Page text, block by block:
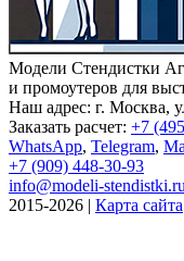
Модели Стендистки
и промоутеров для
Наш адрес: г. Москва,
Заказать расчет: +7
WhatsApp, Telegram,
+7 (909) 448-30-93
info@modeli-stendistki.ru
2015-2026 | Карта сайта